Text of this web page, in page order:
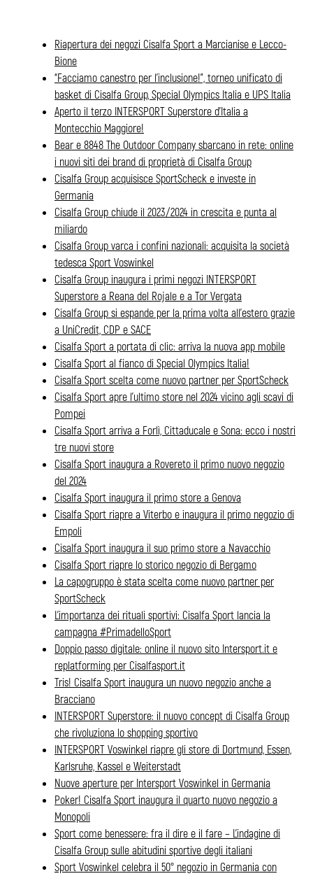
Riapertura dei negozi Cisalfa Sport a Marcianise e Lecco-
Bione
“Facciamo canestro per l’inclusione!”, torneo unificato di
basket di Cisalfa Group, Special Olympics Italia e UPS Italia
Aperto il terzo INTERSPORT Superstore d’Italia a
Montecchio Maggiore!
Bear e 8848 The Outdoor Company sbarcano in rete: online
i nuovi siti dei brand di proprietà di Cisalfa Group
Cisalfa Group acquisisce SportScheck e investe in
Germania
Cisalfa Group chiude il 2023/2024 in crescita e punta al
miliardo
Cisalfa Group varca i confini nazionali: acquisita la società
tedesca Sport Voswinkel
Cisalfa Group inaugura i primi negozi INTERSPORT
Superstore a Reana del Rojale e a Tor Vergata
Cisalfa Group si espande per la prima volta all’estero grazie
a UniCredit, CDP e SACE
Cisalfa Sport a portata di clic: arriva la nuova app mobile
Cisalfa Sport al fianco di Special Olympics Italia!
Cisalfa Sport scelta come nuovo partner per SportScheck
Cisalfa Sport apre l’ultimo store nel 2024 vicino agli scavi di
Pompei
Cisalfa Sport arriva a Forlì, Cittaducale e Sona: ecco i nostri
tre nuovi store
Cisalfa Sport inaugura a Rovereto il primo nuovo negozio
del 2024
Cisalfa Sport inaugura il primo store a Genova
Cisalfa Sport riapre a Viterbo e inaugura il primo negozio di
Empoli
Cisalfa Sport inaugura il suo primo store a Navacchio
Cisalfa Sport riapre lo storico negozio di Bergamo
La capogruppo è stata scelta come nuovo partner per
SportScheck
L’importanza dei rituali sportivi: Cisalfa Sport lancia la
campagna #PrimadelloSport
Doppio passo digitale: online il nuovo sito Intersport.it e
replatforming per Cisalfasport.it
Tris! Cisalfa Sport inaugura un nuovo negozio anche a
Bracciano
INTERSPORT Superstore: il nuovo concept di Cisalfa Group
che rivoluziona lo shopping sportivo
INTERSPORT Voswinkel riapre gli store di Dortmund, Essen,
Karlsruhe, Kassel e Weiterstadt
Nuove aperture per Intersport Voswinkel in Germania
Poker! Cisalfa Sport inaugura il quarto nuovo negozio a
Monopoli
Sport come benessere: fra il dire e il fare – L’indagine di
Cisalfa Group sulle abitudini sportive degli italiani
Sport Voswinkel celebra il 50° negozio in Germania con